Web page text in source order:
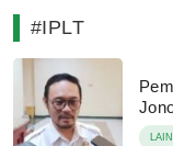
#IPLT